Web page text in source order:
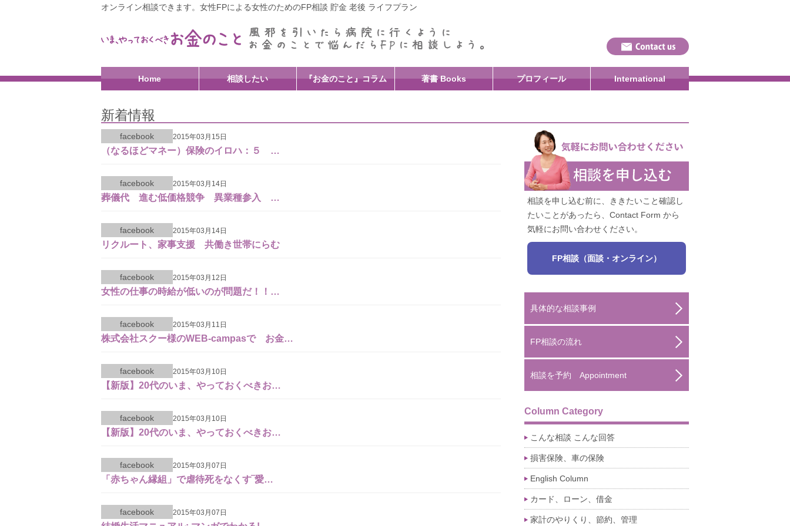
オンライン相談できます。女性FPによる女性のためのFP相談 貯金 老後 ライフプラン
Home 相談したい 『お金のこと』コラム 著書 Books プロフィール International
新着情報
2015年03月15日
facebook
（なるほどマネー）保険のイロハ：５ …
2015年03月14日
facebook
葬儀代 進む低価格競争 異業種参入 …
2015年03月14日
facebook
リクルート、家事支援 共働き世帯にらむ
2015年03月12日
facebook
女性の仕事の時給が低いのが問題だ！！…
2015年03月11日
facebook
株式会社スクー様のWEB-campasで お金…
2015年03月10日
facebook
【新版】20代のいま、やっておくべきお…
2015年03月10日
facebook
【新版】20代のいま、やっておくべきお…
2015年03月07日
facebook
「赤ちゃん縁組」で虐待死をなくす‾愛…
2015年03月07日
facebook
相談を申し込む前に、ききたいこと確認し
たいことがあったら、Contact Form から
気軽にお問い合わせください。
FP相談（面談・オンライン）
具体的な相談事例
FP相談の流れ
相談を予約 Appointment
Column Category
こんな相談 こんな回答
損害保険、車の保険
English Column
カード、ローン、借金
家計のやりくり、節約、管理